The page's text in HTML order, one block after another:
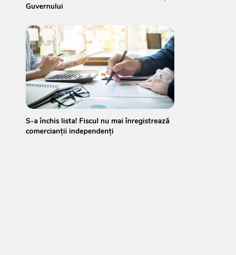
Guvernului
S-a închis lista! Fiscul nu mai înregistrează
comercianții independenți